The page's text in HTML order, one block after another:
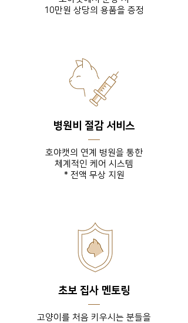
10만원 상당의 용품을 증정
병원비 절감 서비스
호야캣의 연계 병원을 통한
체계적인 케어 시스템
* 전액 무상 지원
초보 집사 멘토링
고양이를 처음 키우시는 분들을